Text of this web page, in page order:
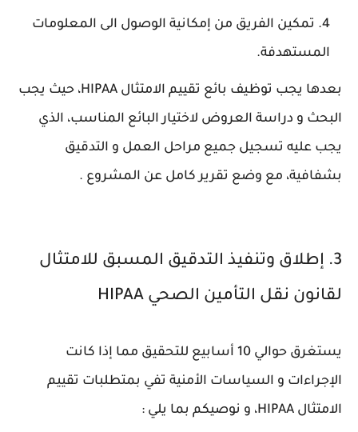
تمكين الفريق من إمكانية الوصول الى المعلومات
المستهدفة.
بعدها يجب توظيف بائع تقييم الامتثال HIPAA، حيث يجب
البحث و دراسة العروض لاختيار البائع المناسب، الذي
يجب عليه تسجيل جميع مراحل العمل و التدقيق
بشفافية، مع وضع تقرير كامل عن المشروع .
3. إطلاق وتنفيذ التدقيق المسبق للامتثال
لقانون نقل التأمين الصحي HIPAA
يستغرق حوالي 10 أسابيع للتحقيق مما إذا كانت
الإجراءات و السياسات الأمنية تفي بمتطلبات تقييم
الامتثال HIPAA، و نوصيكم بما يلي :